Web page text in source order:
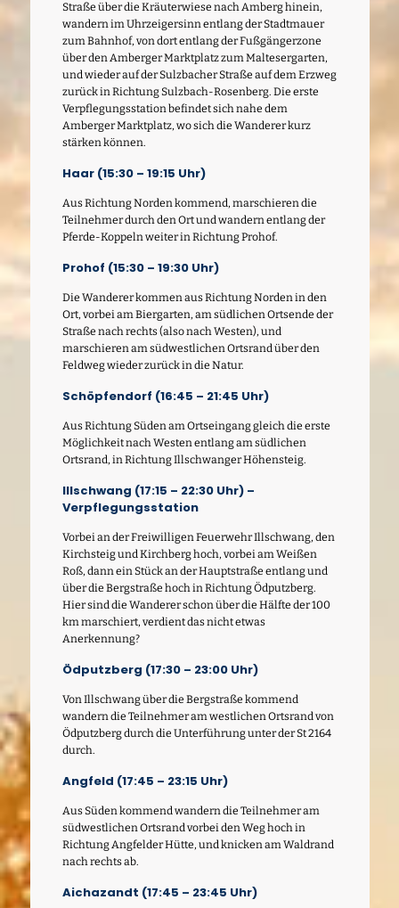
Straße über die Kräuterwiese nach Amberg hinein,
wandern im Uhrzeigersinn entlang der Stadtmauer
zum Bahnhof, von dort entlang der Fußgängerzone
über den Amberger Marktplatz zum Maltesergarten,
und wieder auf der Sulzbacher Straße auf dem Erzweg
zurück in Richtung Sulzbach-Rosenberg. Die erste
Verpflegungsstation befindet sich nahe dem
Amberger Marktplatz, wo sich die Wanderer kurz
stärken können.
Haar (15:30 – 19:15 Uhr)
Aus Richtung Norden kommend, marschieren die
Teilnehmer durch den Ort und wandern entlang der
Pferde-Koppeln weiter in Richtung Prohof.
Prohof (15:30 – 19:30 Uhr)
Die Wanderer kommen aus Richtung Norden in den
Ort, vorbei am Biergarten, am südlichen Ortsende der
Straße nach rechts (also nach Westen), und
marschieren am südwestlichen Ortsrand über den
Feldweg wieder zurück in die Natur.
Schöpfendorf (16:45 – 21:45 Uhr)
Aus Richtung Süden am Ortseingang gleich die erste
Möglichkeit nach Westen entlang am südlichen
Ortsrand, in Richtung Illschwanger Höhensteig.
Illschwang (17:15 – 22:30 Uhr) –
Verpflegungsstation
Vorbei an der Freiwilligen Feuerwehr Illschwang, den
Kirchsteig und Kirchberg hoch, vorbei am Weißen
Roß, dann ein Stück an der Hauptstraße entlang und
über die Bergstraße hoch in Richtung Ödputzberg.
Hier sind die Wanderer schon über die Hälfte der 100
km marschiert, verdient das nicht etwas
Anerkennung?
Ödputzberg (17:30 – 23:00 Uhr)
Von Illschwang über die Bergstraße kommend
wandern die Teilnehmer am westlichen Ortsrand von
Ödputzberg durch die Unterführung unter der St 2164
durch.
Angfeld (17:45 – 23:15 Uhr)
Aus Süden kommend wandern die Teilnehmer am
südwestlichen Ortsrand vorbei den Weg hoch in
Richtung Angfelder Hütte, und knicken am Waldrand
nach rechts ab.
Aichazandt (17:45 – 23:45 Uhr)